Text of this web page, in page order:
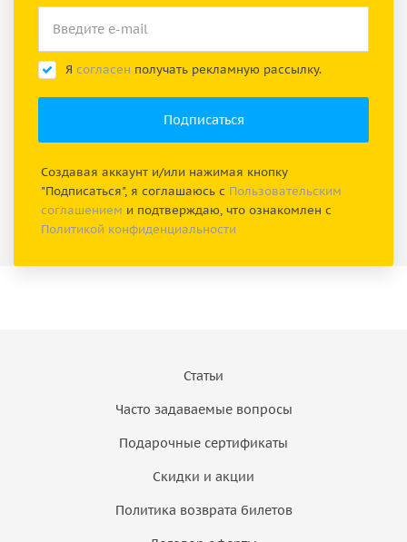
Я согласен получать рекламную рассылку.
Создавая аккаунт и/или нажимая кнопку
"Подписаться", я соглашаюсь с Пользовательским
соглашением и подтверждаю, что ознакомлен с
Политикой конфиденциальности
Статьи
Часто задаваемые вопросы
Подарочные сертификаты
Скидки и акции
Политика возврата билетов